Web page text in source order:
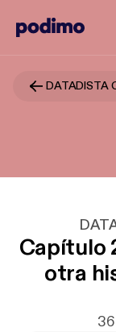
DATADISTA
Capítulo
otra